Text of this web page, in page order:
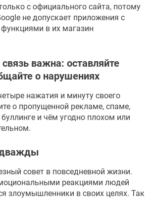
с официального сайта, потому
не допускает приложения с
в их магазин
важна: оставляйте
о нарушениях
нажатия и минуту своего
о пропущенной рекламе, спаме,
и чём угодно плохом или
совет в повседневной жизни.
реакциями людей
злоумышленники в своих целях. Так